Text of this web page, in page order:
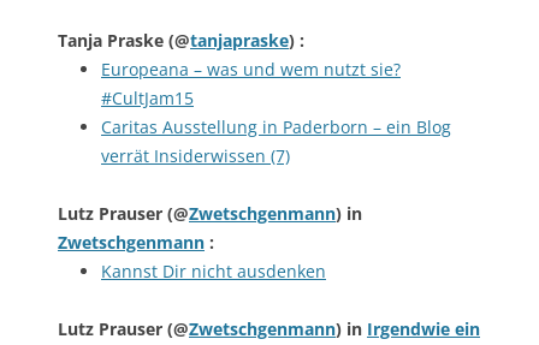
Tanja Praske (@tanjapraske) :
Europeana – was und wem nutzt sie?
#CultJam15
Caritas Ausstellung in Paderborn – ein Blog
verrät Insiderwissen (7)
Lutz Prauser (@Zwetschgenmann) in
Zwetschgenmann :
Kannst Dir nicht ausdenken
Lutz Prauser (@Zwetschgenmann) in Irgendwie ein